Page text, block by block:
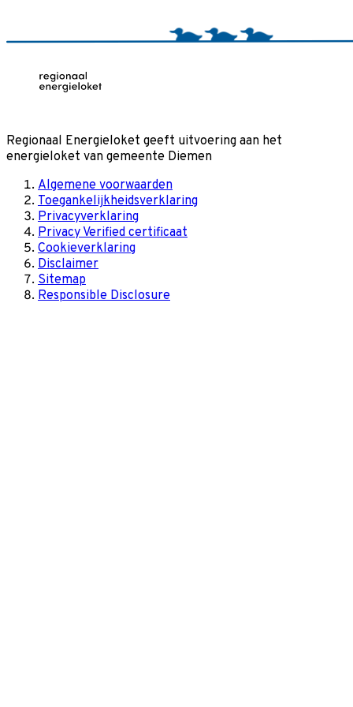
Regionaal Energieloket geeft uitvoering aan het
energieloket van gemeente Diemen
Algemene voorwaarden
Toegankelijkheidsverklaring
Privacyverklaring
Privacy Verified certificaat
Cookieverklaring
Disclaimer
Sitemap
Responsible Disclosure